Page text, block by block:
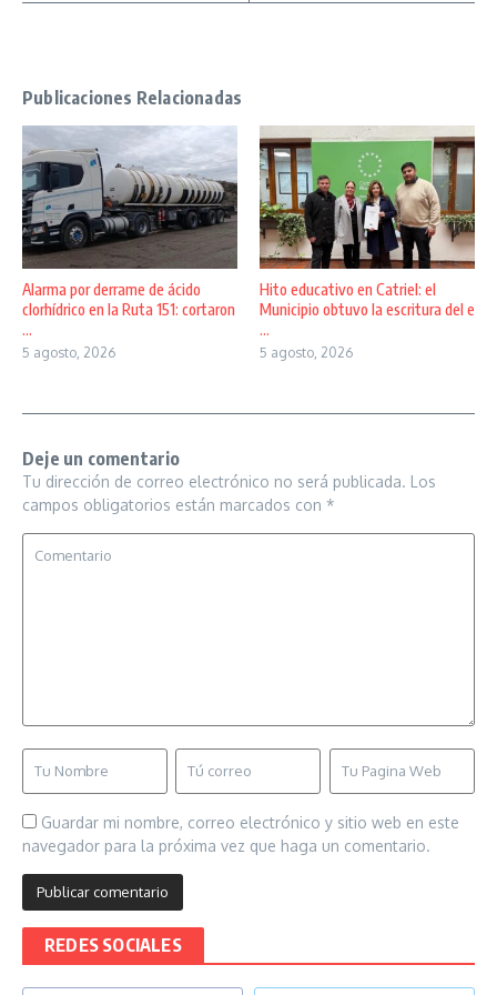
Publicaciones Relacionadas
Alarma por derrame de ácido
clorhídrico en la Ruta 151: cortaron
...
5 agosto, 2026
Hito educativo en Catriel: el
Municipio obtuvo la escritura del e
...
5 agosto, 2026
Deje un comentario
Tu dirección de correo electrónico no será publicada. Los
campos obligatorios están marcados con *
Guardar mi nombre, correo electrónico y sitio web en este
navegador para la próxima vez que haga un comentario.
REDES SOCIALES